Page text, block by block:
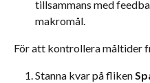
tillsammans med
makromål.
För att kontrollera måltider
Stanna kvar på fliken